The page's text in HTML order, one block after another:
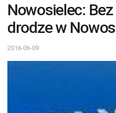
Nowosielec:
drodze w
2016-06-09